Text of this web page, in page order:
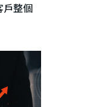
戶整個